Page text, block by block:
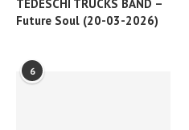
TEDESCHI TRUCKS BAND –
Future Soul (20-03-2026)
6